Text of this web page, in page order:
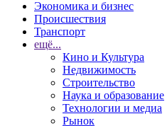
Экономика и бизнес
Происшествия
Транспорт
ещё...
Кино и Культура
Недвижимость
Строительство
Наука и образование
Технологии и медиа
Рынок